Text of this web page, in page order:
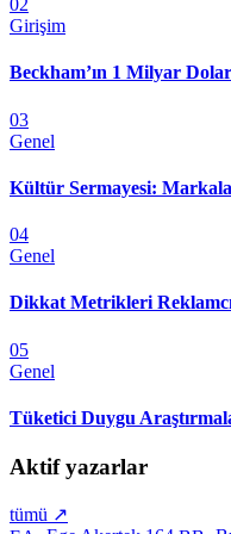
02
Girişim
Beckham’ın 1 Milyar
03
Genel
Kültür Sermayesi:
04
Genel
Dikkat Metrikleri
05
Genel
Tüketici Duygu
Aktif yazarlar
tümü ↗